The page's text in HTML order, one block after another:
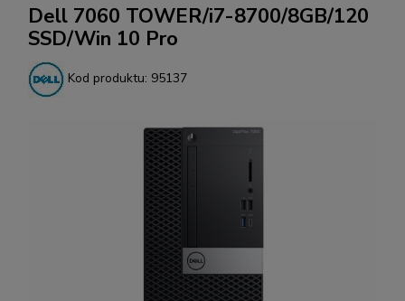
Dell 7060 TOWER/i7-8700/8GB/120
SSD/Win 10 Pro
Kod produktu: 95137